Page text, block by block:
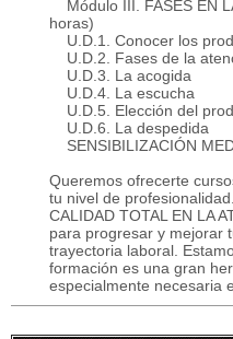
Módulo III. FASES EN
horas)
U.D.1. Conocer los
U.D.2. Fases de la
U.D.3. La acogida
U.D.4. La escucha
U.D.5. Elección del
U.D.6. La despedida
SENSIBILIZACIÓN
Queremos ofrecerte
tu nivel de
CALIDAD TOTAL EN LA
para progresar y mejorar
trayectoria laboral.
formación es una gran
especialmente necesaria